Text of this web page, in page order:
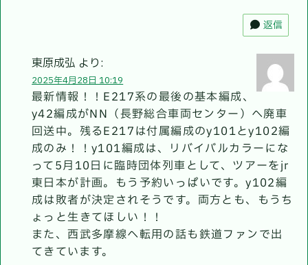
返信
東原成弘 より:
2025年4月28日 10:19
最新情報！！E217系の最後の基本編成、
y42編成がNN（長野総合車両センター）へ廃車
回送中。残るE217は付属編成のy101とy102編
成のみ！！y101編成は、リバイバルカラーにな
って5月10日に臨時団体列車として、ツアーをjr
東日本が計画。もう予約いっぱいです。y102編
成は敗者が決定されそうです。両方とも、もうち
ょっと生きてほしい！！
また、西武多摩線へ転用の話も鉄道ファンで出
てきています。